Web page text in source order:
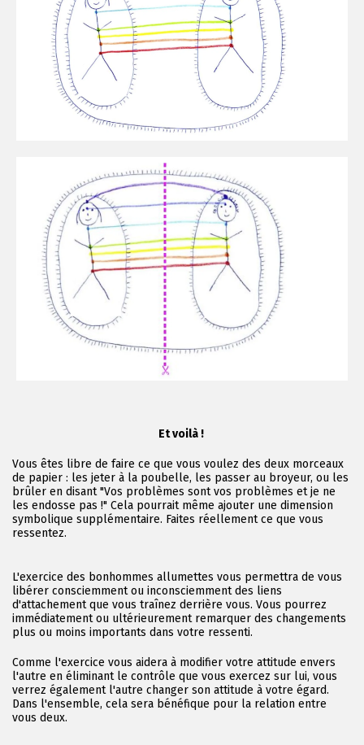
Et voilà !
Vous êtes libre de faire ce que vous voulez des deux morceaux
de papier : les jeter à la poubelle, les passer au broyeur, ou les
brûler en disant "Vos problèmes sont vos problèmes et je ne
les endosse pas !" Cela pourrait même ajouter une dimension
symbolique supplémentaire. Faites réellement ce que vous
ressentez.
L'exercice des bonhommes allumettes vous permettra de vous
libérer consciemment ou inconsciemment des liens
d'attachement que vous traînez derrière vous. Vous pourrez
immédiatement ou ultérieurement remarquer des changements
plus ou moins importants dans votre ressenti.
Comme l'exercice vous aidera à modifier votre attitude envers
l'autre en éliminant le contrôle que vous exercez sur lui, vous
verrez également l'autre changer son attitude à votre égard.
Dans l'ensemble, cela sera bénéfique pour la relation entre
vous deux.